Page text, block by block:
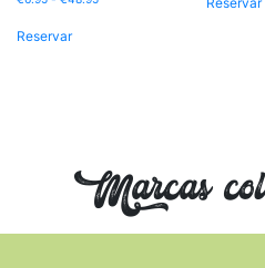
Reservar
Marcas